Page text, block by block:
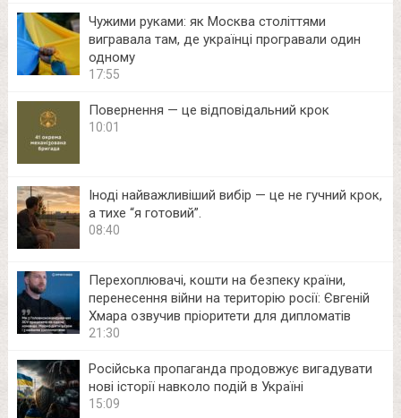
Чужими руками: як Москва століттями
вигравала там, де українці програвали один
одному
17:55
Повернення — це відповідальний крок
10:01
Іноді найважливіший вибір — це не гучний крок,
а тихе “я готовий”.
08:40
Перехоплювачі, кошти на безпеку країни,
перенесення війни на територію росії: Євгеній
Хмара озвучив пріоритети для дипломатів
21:30
Російська пропаганда продовжує вигадувати
нові історії навколо подій в Україні
15:09